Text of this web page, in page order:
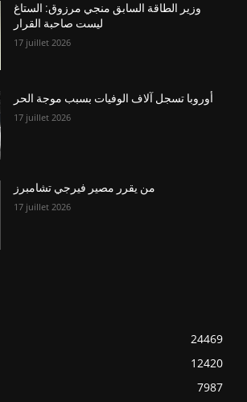
وزير الطاقة السابق منجي مرزوق: الستاغ
ليست صاحبة القرار
17 juillet 2026
أوروبا تسجل آلاف الوفيات بسبب موجة الحر
17 juillet 2026
من يقرر مصير فيرجي تشامبرز
17 juillet 2026
24469
12420
7987